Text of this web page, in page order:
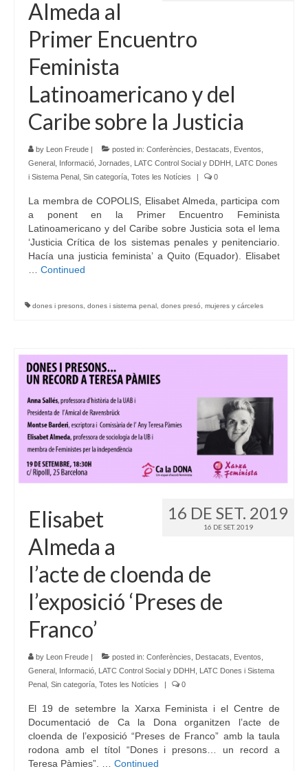
Almeda al
Primer Encuentro
Feminista
Latinoamericano y del
Caribe sobre la Justicia
by Leon Freude | posted in: Conferències Destacats Eventos
General Informació Jornades LATC Control Social y DDHH
LATC Dones
i Sistema Penal Sin categoría Totes les Notícies | 0
La membra de COPOLIS, Elisabet Almeda, participa com
a ponent en la Primer Encuentro Feminista
Latinoamericano y del Caribe sobre Justicia sota el lema
‘Justicia Crítica de los sistemas penales y penitenciario.
Hacía una justicia feminista’ a Quito (Equador). Elisabet
Continued
dones i presons dones i sistema penal dones presó mujeres y cárceles
16 DE SET. 2019
16 DE SET. 2019
Elisabet
Almeda a
l’acte de cloenda de
l’exposició ‘Preses de
Franco’
by Leon Freude | posted in: Conferències Destacats Eventos
General Informació LATC Control Social y DDHH
LATC Dones i Sistema
Penal Sin categoría Totes les Notícies | 0
El 19 de setembre la Xarxa Feminista i el Centre de
Documentació de Ca la Dona organitzen l’acte de
cloenda de l’exposició “Preses de Franco” amb la taula
rodona amb el títol “Dones i presons… un record a
Teresa Pàmies”. … Continued